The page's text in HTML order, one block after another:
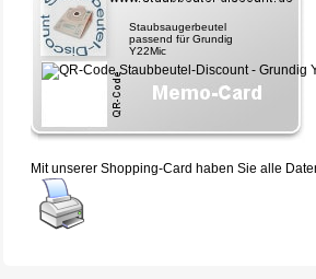
Staubsaugerbeutel
passend für Grundig
Y22Mic
Mit unserer Shopping-Card haben Sie alle